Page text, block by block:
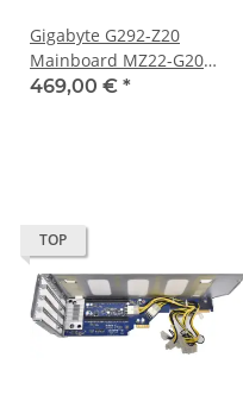
Gigabyte G292-Z20
Mainboard MZ22-G20
Socket SP3 DDR4
469,00 € *
TOP